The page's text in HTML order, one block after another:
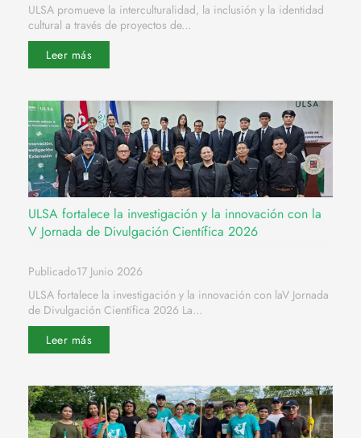
ULSA promueve la interculturalidad, la inclusión y la identidad
cultural a través de proyectos de...
Leer más
ULSA fortalece la investigación y la innovación con la
V Jornada de Divulgación Científica 2026
Publicado17 Junio 2026
ULSA fortalece la investigación y la innovación con laV Jornada
de Divulgación Científica 2026 La...
Leer más